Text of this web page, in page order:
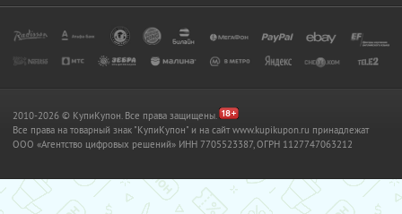
2010-2026 © КупиКупон. Все права защищены.
Все права на товарный знак "КупиКупон" и на сайт www.kupikupon.ru принадлежат
OOO «Агентство цифровых решений» ИНН 7705523387, ОГРН 1127747063212